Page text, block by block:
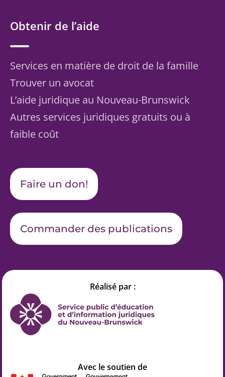
Obtenir de l’aide
Services en matière de droit de la famille
Trouver un avocat
L’aide juridique au Nouveau-Brunswick
Autres services juridiques gratuits ou à
faible coût
Faire un don!
Commander des publications
Réalisé par :
Avec le soutien de